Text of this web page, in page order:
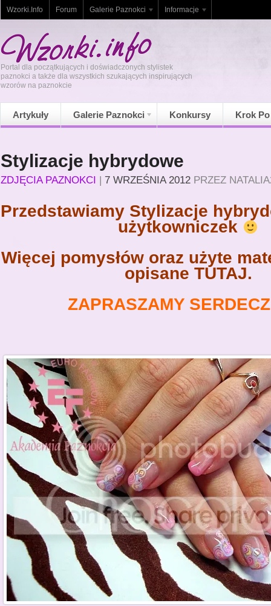
Wzorki.Info Forum Galerie Paznokci Informacje
Portal dla początkujących i doświadczonych stylistek
paznokci a także dla wszystkich szukających inspirujących
wzorów na paznokcie
Artykuły Galerie Paznokci Konkursy Krok
Stylizacje hybrydowe
ZDJĘCIA PAZNOKCI | 7 WRZEŚNIA 2012 PRZEZ
Przedstawiamy Stylizacje
użytkowniczek
Więcej pomysłów oraz użyte
opisane TUTAJ.
ZAPRASZAMY